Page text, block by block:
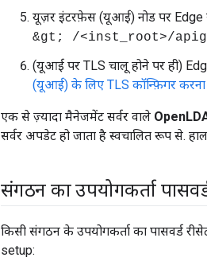
यूज़र इंटरफ़ेस (यूआई) नोड पर
&gt; /<inst_root>/
(यूआई पर TLS चालू होने पर ही)
(यूआई) के लिए TLS कॉन्फ़िगर करना
एक से ज़्यादा मैनेजमेंट सर्वर वाले
सर्वर अपडेट हो जाता है स्वचालित रूप से.
संगठन का उपयोगकर्ता
किसी संगठन के उपयोगकर्ता का पासवर्ड
setup: